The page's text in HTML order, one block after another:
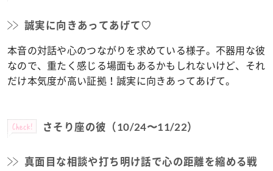
誠実に向きあってあげて♡
本音の対話や心のつながりを求めている様子。不器用な彼
なので、重たく感じる場面もあるかもしれないけど、それ
だけ本気度が高い証拠！誠実に向きあってあげて。
Check! さそり座の彼（10/24〜11/22）
真面目な相談や打ち明け話で心の距離を縮める戦